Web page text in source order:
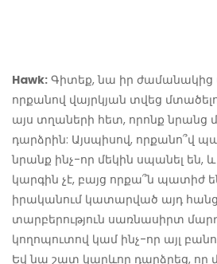
Hawk: Գիտեք, նա իր ժամանակից
որքանով վայրկյան տվեց
այս տղաների հետ, որոնք
դարձրին: Այսպիսով, որքանո՞վ
նրանք ինչ-որ մեկին սպանել են,
կարգին չէ, բայց որքա՞ն պատիժ
իրականում կատարված այդ
տարբերություն սառնասիրտ
կողոպուտով կամ ինչ-որ այլ
Եվ նա շատ կարևոր դարձրեց, որ